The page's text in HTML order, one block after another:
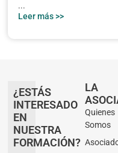
...
Leer más >>
¿ESTÁS
INTERESADO
EN
NUESTRA
FORMACIÓN?
LA
Quienes
Somos